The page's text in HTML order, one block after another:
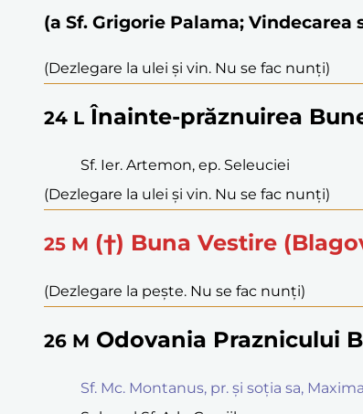
(a Sf. Grigorie Palama;
(Dezlegare la ulei și vin. Nu se fac nunți)
24 L Înainte-prăznuirea
Sf. Ier. Artemon, ep. Seleuciei
(Dezlegare la ulei și vin. Nu se fac nunți)
25 M (†) Buna Vestire
(Dezlegare la pește. Nu se fac nunți)
26 M Odovania Praznicului
Sf. Mc. Montanus, pr. și soția sa, Maxima